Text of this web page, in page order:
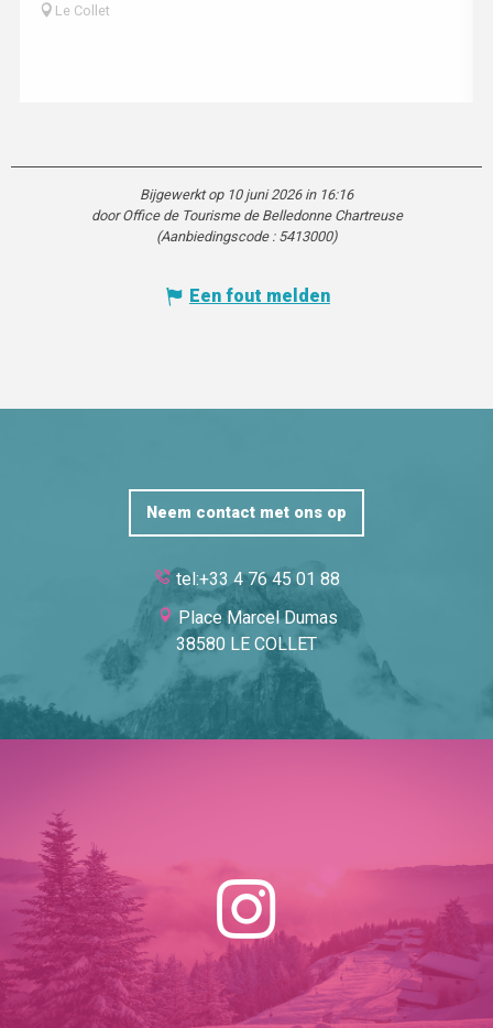
Le Collet
Bijgewerkt op 10 juni 2026 in 16:16
door Office de Tourisme de Belledonne Chartreuse
(Aanbiedingscode : 5413000)
Een fout melden
Neem contact met ons op
tel:+33 4 76 45 01 88
Place Marcel Dumas
38580 LE COLLET